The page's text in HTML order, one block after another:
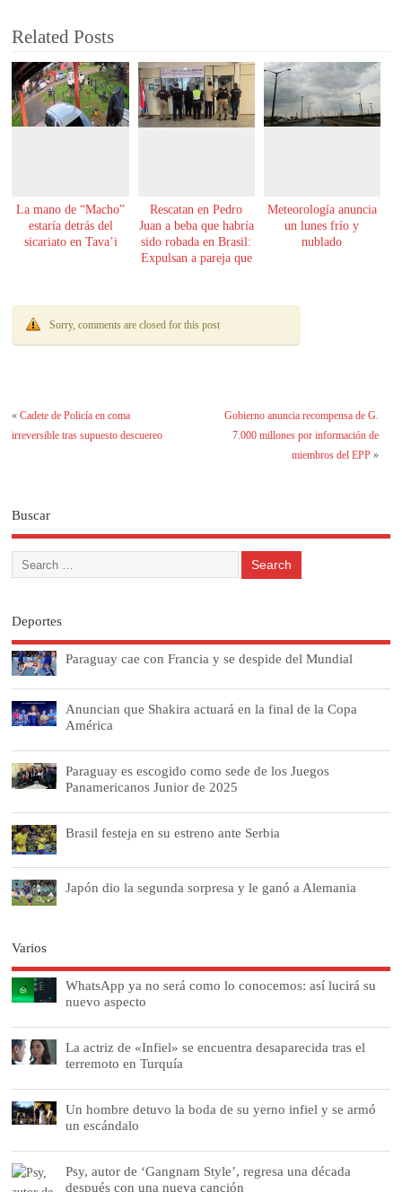
Related Posts
La mano de “Macho”
estaría detrás del
sicariato en Tava’i
Rescatan en Pedro
Juan a beba que habría
sido robada en Brasil:
Expulsan a pareja que
Meteorología anuncia
un lunes frío y
nublado
Sorry, comments are closed for this post
«Cadete de Policía en coma
irreversible tras supuesto descuereo
Gobierno anuncia recompensa de G.
7.000 millones por información de
miembros del EPP»
Buscar
Deportes
Paraguay cae con Francia y se despide del Mundial
Anuncian que Shakira actuará en la final de la Copa
América
Paraguay es escogido como sede de los Juegos
Panamericanos Junior de 2025
Brasil festeja en su estreno ante Serbia
Japón dio la segunda sorpresa y le ganó a Alemania
Varios
WhatsApp ya no será como lo conocemos: así lucirá su
nuevo aspecto
La actriz de «Infiel» se encuentra desaparecida tras el
terremoto en Turquía
Un hombre detuvo la boda de su yerno infiel y se armó
un escándalo
Psy, autor de ‘Gangnam Style’, regresa una década
después con una nueva canción